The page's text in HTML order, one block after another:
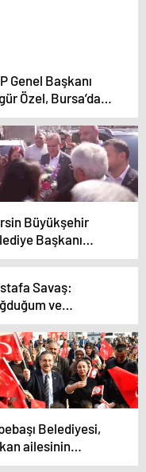
Genel Başkanı
Özel, Bursa’da
tanıttı
Büyükşehir
Başkanı
Seçer’in Yenice
Açıldı
Savaş:
ve
emrinde
söz
Belediyesi,
ailesinin
yeni bir